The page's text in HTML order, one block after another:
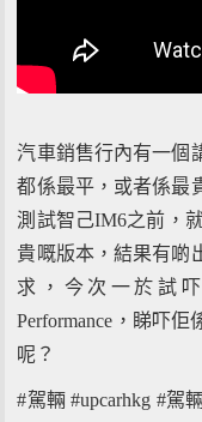
汽車銷售行內有一個
都係最平，或者係最
測試智己IM6之前，
貴嘅版本，結果有啲
求，今次一於試
Performance，睇吓
呢？
#駕輛 #upcarhkg #駕